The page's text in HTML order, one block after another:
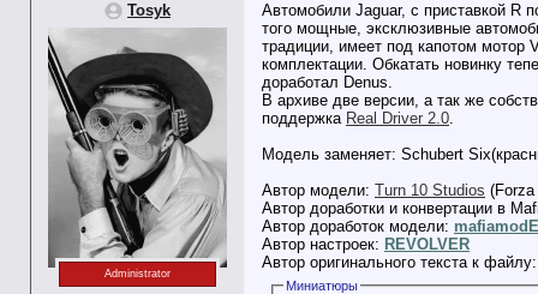
Tosyk
Administrator
Автомобили Jaguar, с приставкой R
того мощные, эксклюзивные
традиции, имеет под капотом мотор
комплектации. Обкатать новинку
доработал Denus.
В архиве две версии, а так же
поддержка Real Driver 2.0.
Модель заменяет: Schubert
Автор модели: Turn 10 Studios
Автор доработки и конвертации в
Автор доработок модели:
Автор настроек: REVOLVER
Автор оригинального текста к
Миниатюры